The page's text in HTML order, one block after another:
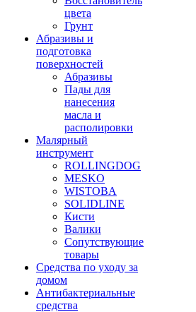
цвета
Грунт
Абразивы и
подготовка
поверхностей
Абразивы
Пады для
нанесения
масла и
располировки
Малярный
инструмент
ROLLINGDOG
MESKO
WISTOBA
SOLIDLINE
Кисти
Валики
Сопутствующие
товары
Средства по уходу за
домом
Антибактериальные
средства